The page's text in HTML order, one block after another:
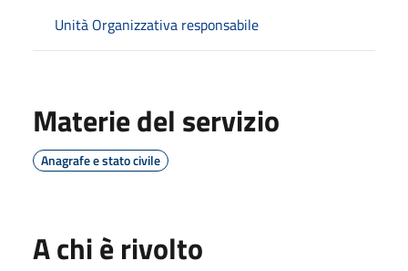
Unità Organizzativa responsabile
Materie del servizio
Anagrafe e stato civile
A chi è rivolto